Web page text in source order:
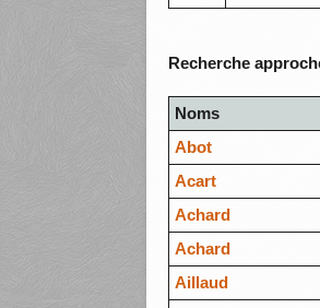
Recherche
Noms
Abot
Acart
Achard
Achard
Aillaud